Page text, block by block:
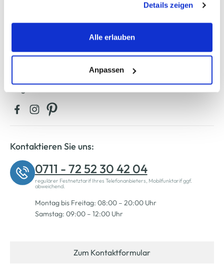
werden, werden bei der Nutzung der Webseite auf jeden
Fall gesetzt. Cookies von Drittanbietern für Analyse- oder
Trackingzwecke werden nur dann aktiviert, wenn Sie das
erlauben" bzw. "Alle erlauben" klicken. Mehr dazu
(einschließlich der Möglichkeit, die Einwilligungserklärung
zu ändern oder zu widerrufen) erfahren Sie in unserem
Cookie-Hinweisbzw. derDatenschutzerklärung.
Details zeigen
Alle erlauben
Anpassen
Kontaktieren Sie uns:
0711 - 72 52 30 42 04
regulärer Festnetztarif Ihres Telefonanbieters, Mobilfunktarif ggf.
abweichend.
Montag bis Freitag: 08:00 – 20:00 Uhr
Samstag: 09:00 – 12:00 Uhr
Zum Kontaktformular